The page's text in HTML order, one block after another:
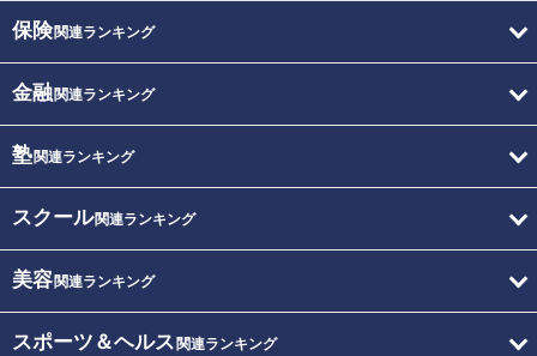
保険関連ランキング
金融関連ランキング
塾関連ランキング
スクール関連ランキング
美容関連ランキング
スポーツ＆ヘルス 関連ランキング